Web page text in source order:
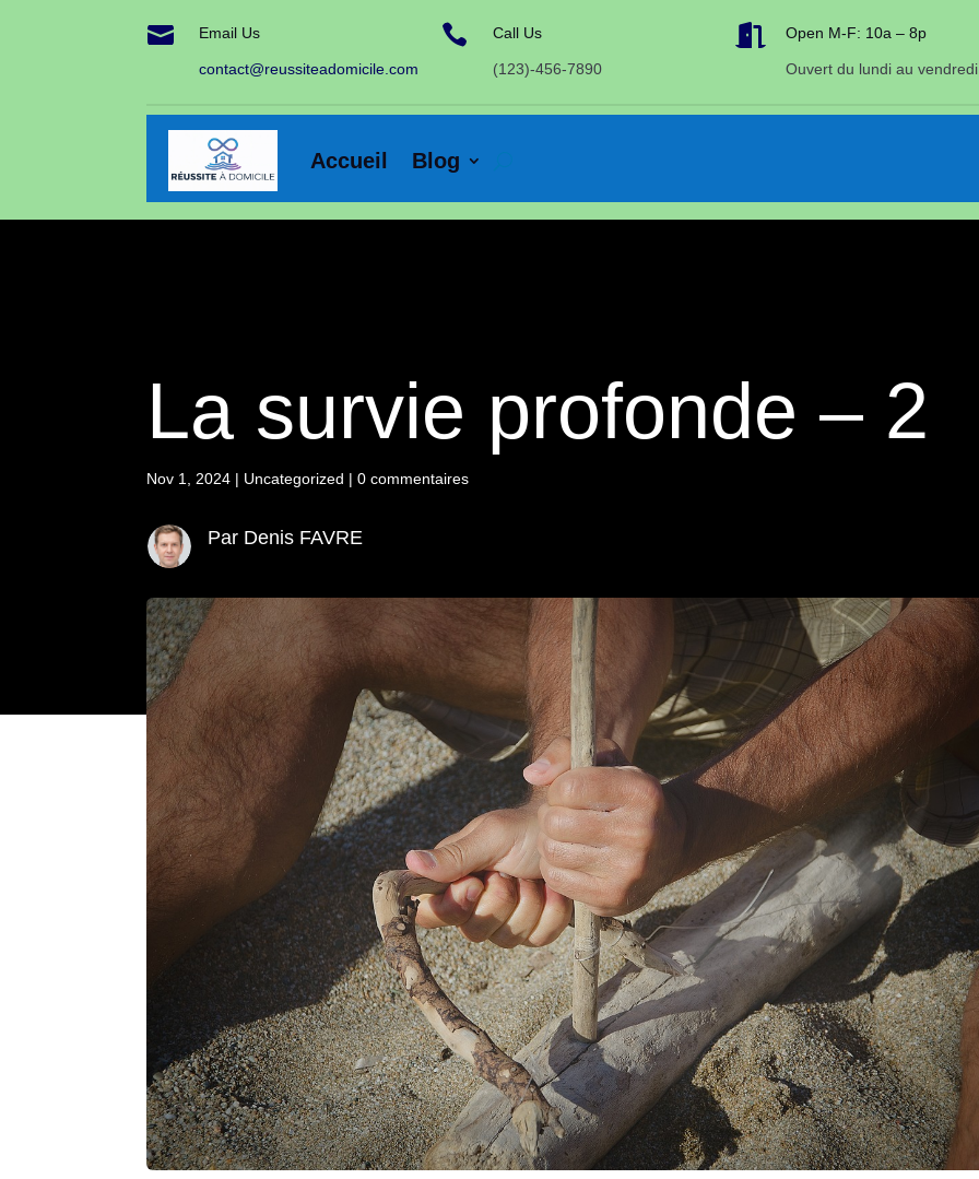
 Email Us
contact@reussiteadomicile.com
 Call Us
(123)-456-7890
 Open M-F: 10a – 8p
Ouvert du lundi au vendredi
Accueil Blog
La survie profonde – 2
Nov 1, 2024 | Uncategorized |0 commentaires
Par Denis FAVRE